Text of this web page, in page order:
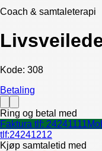
Coach & samtaleterapi
Kode: 308
Betaling
Ring og betal med
Faktura tlf: 24241111
tlf:24241212
Kjøp samtaletid med